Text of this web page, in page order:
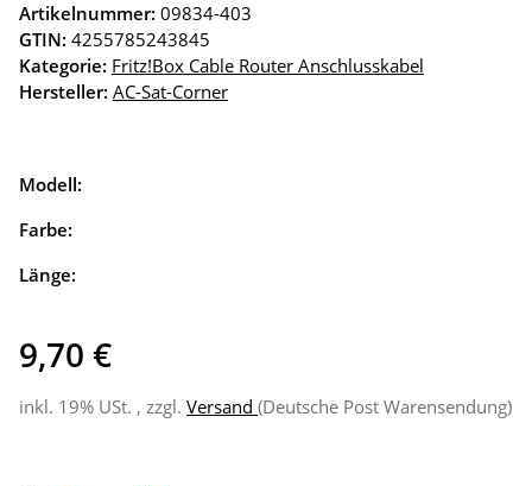
Artikelnummer: 09834-403
GTIN: 4255785243845
Kategorie: Fritz!Box Cable Router Anschlusskabel
Hersteller: AC-Sat-Corner
Modell:
Farbe:
Länge:
9,70 €
inkl. 19% USt. , zzgl. Versand (Deutsche Post Warensendung)